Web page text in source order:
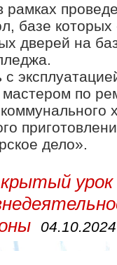
рамках
базе которых
дверей на
с
по
дело».
04.10.2024